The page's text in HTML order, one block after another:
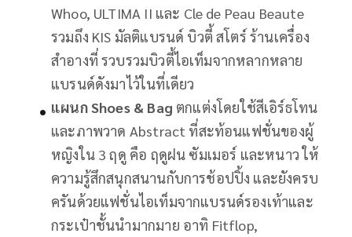
Whoo, ULTIMA II และ Cle de Peau Beaute
รวมถึง KIS มัลติแบรนด์ บิวตี้ สโตร์ ร้านเครื่อง
สำอางที่ รวบรวมบิวตี้ไอเท็มจากหลากหลาย
แบรนด์ดังมาไว้ในที่เดียว
แผนก Shoes & Bag ตกแต่งโดยใช้สีเอิร์ธโทน
และภาพวาด Abstract ที่สะท้อนแฟชั่นของผู้
หญิงใน 3 ฤดู คือ ฤดูฝน ซัมเมอร์ และหนาว ให้
ความรู้สึกสนุกสนานกับการช้อปปิ้ง และยังครบ
ครันด้วยแฟชั่นไอเท็มจากแบรนด์รองเท้าและ
กระเป๋าชั้นนำมากมาย อาทิ Fitflop,